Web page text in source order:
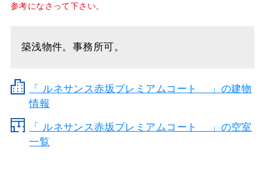
参考になさって下さい。
築浅物件。事務所可。
「 ルネサンス赤坂プレミアムコート
」の建物
情報
「 ルネサンス赤坂プレミアムコート 」の空室
一覧